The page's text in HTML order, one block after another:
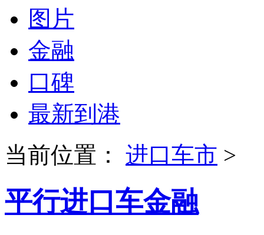
图片
金融
口碑
最新到港
当前位置：
进口车市 >
平行进口车金融